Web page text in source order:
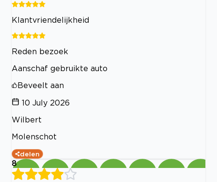
Klantvriendelijkheid
Reden bezoek
Aanschaf gebruikte auto
Beveelt aan
10 July 2026
Wilbert
Molenschot
delen
8